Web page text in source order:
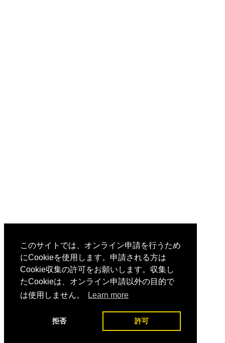
このサイトでは、オンライン申請を行うため
にCookieを使用します。申請される方は
Cookie収集の許可をお願いします。収集し
たCookieは、オンライン申請以外の目的で
は使用しません。
Learn more
拒否 許可